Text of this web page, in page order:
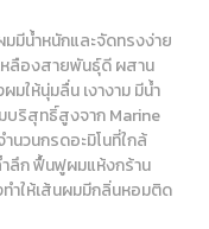
มีน้ำหนักและจัดทรงง่าย
หลืองสายพันธุ์ดี ผสาน
ให้นุ่มลื่น เงางาม มีน้ำ
บริสุทธิ์สูงจาก Marine
นวนกรดอะมิโนที่ใกล้
ลึก ฟื้นฟูผมแห้งกร้าน
ำให้เส้นผมมีกลิ่นหอมติด